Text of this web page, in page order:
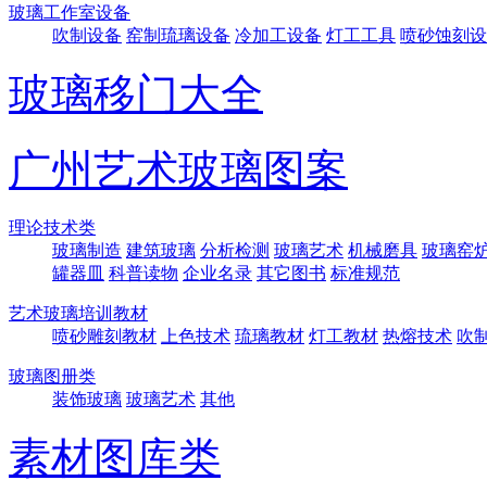
玻璃工作室设备
吹制设备 窑制琉璃设备 冷加工设备 灯工工具 喷砂蚀刻
玻璃移门大全
广州艺术玻璃图案
理论技术类
玻璃制造 建筑玻璃 分析检测 玻璃艺术 机械磨具 玻璃窑
罐器皿 科普读物 企业名录 其它图书 标准规范
艺术玻璃培训教材
喷砂雕刻教材
上色技术 琉璃教材 灯工教材 热熔技术 吹
玻璃图册类
装饰玻璃 玻璃艺术 其他
素材图库类